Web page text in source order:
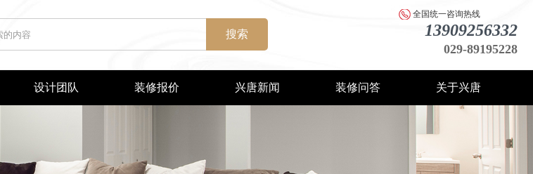
搜索
全国统一咨询热线
13909256332
029-89195228
设计团队 装修报价 兴唐新闻 装修问答 关于兴唐